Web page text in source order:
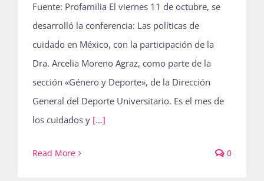
Fuente: Profamilia El viernes 11 de octubre, se
desarrolló la conferencia: Las políticas de
cuidado en México, con la participación de la
Dra. Arcelia Moreno Agraz, como parte de la
sección «Género y Deporte», de la Dirección
General del Deporte Universitario. Es el mes de
los cuidados y [...]
Read More 0